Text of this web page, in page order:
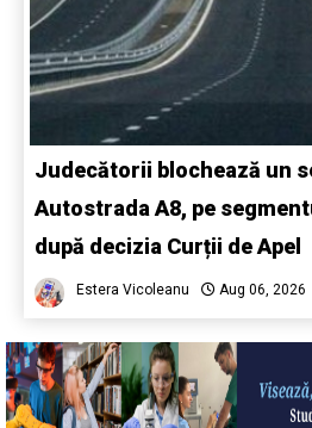
Judecătorii blochează un
Autostrada A8, pe
după decizia Curții de Apel
Estera Vicoleanu Aug 06, 2026